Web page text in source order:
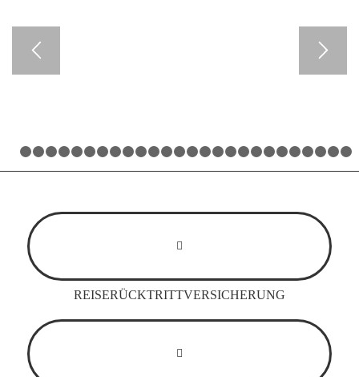
1 2 3 4 5 6 7 8 9 1011121314151617181920
REISERÜCKTRITTVERSICHERUNG